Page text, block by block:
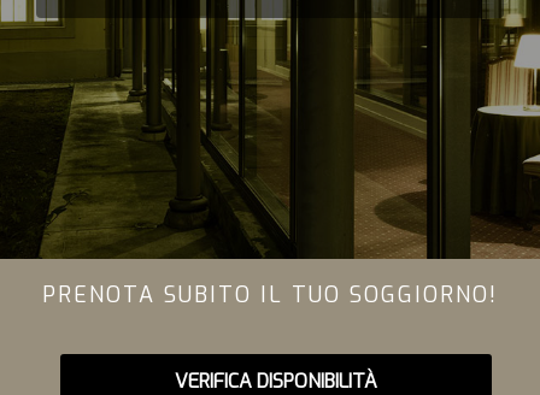
PRENOTA SUBITO IL TUO SOGGIORNO!
VERIFICA DISPONIBILITÀ